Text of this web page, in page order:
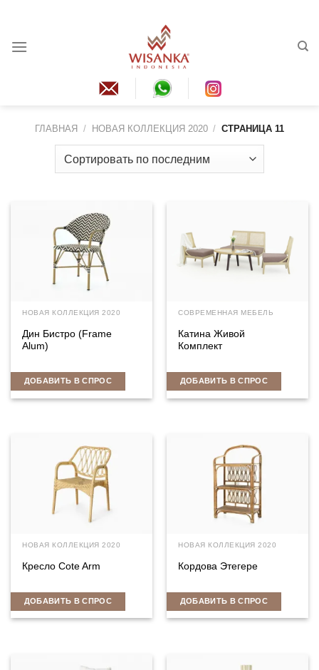
содержанию
ГЛАВНАЯ / НОВАЯ КОЛЛЕКЦИЯ 2020 / СТРАНИЦА 11
НОВАЯ КОЛЛЕКЦИЯ 2020
Дин Бистро (Frame
Alum)
ДОБАВИТЬ В СПРОС
СОВРЕМЕННАЯ МЕБЕЛЬ
Катина Живой
Комплект
ДОБАВИТЬ В СПРОС
НОВАЯ КОЛЛЕКЦИЯ 2020
Кресло Cote Arm
ДОБАВИТЬ В СПРОС
НОВАЯ КОЛЛЕКЦИЯ 2020
Кордова Этегере
ДОБАВИТЬ В СПРОС